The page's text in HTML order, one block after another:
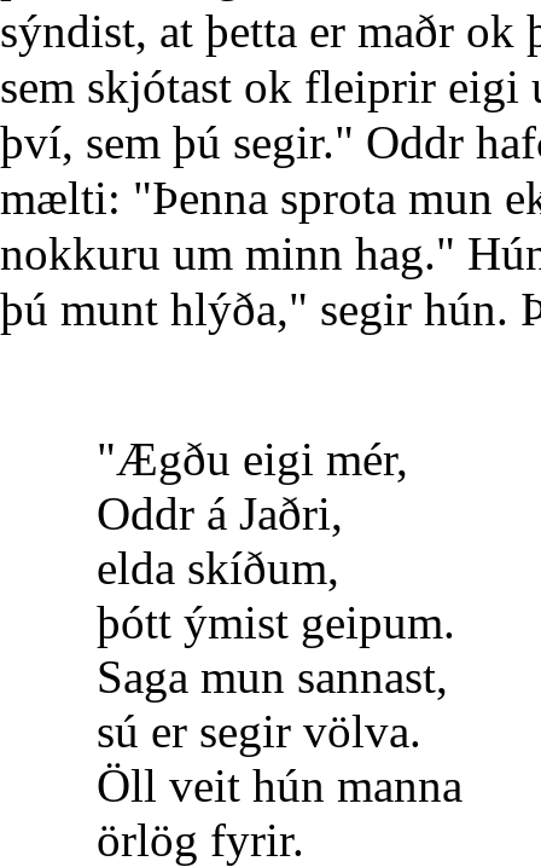
sýndist, at þetta er maðr ok
sem skjótast ok fleiprir
því, sem þú segir." Oddr
mælti: "Þenna sprota mun
nokkuru um minn hag."
þú munt hlýða," segir hún.
"Ægðu eigi mér,
Oddr á Jaðri,
elda skíðum,
þótt ýmist geipum.
Saga mun sannast,
sú er segir völva.
Öll veit hún manna
örlög fyrir.